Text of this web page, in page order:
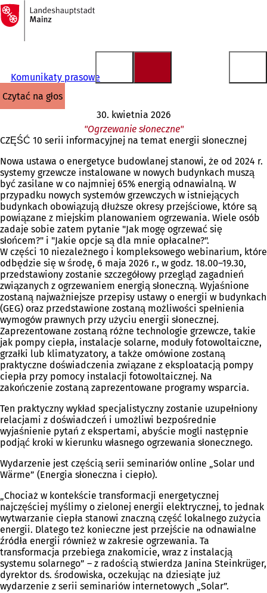
Przejdź do treści
Do
strony
głównej
Komunikaty prasowe
czytać na głos
30. kwietnia 2026
"Ogrzewanie słoneczne"
CZĘŚĆ 10 serii informacyjnej na temat energii słonecznej
Nowa ustawa o energetyce budowlanej stanowi, że od 2024 r.
systemy grzewcze instalowane w nowych budynkach muszą
być zasilane w co najmniej 65% energią odnawialną. W
przypadku nowych systemów grzewczych w istniejących
budynkach obowiązują dłuższe okresy przejściowe, które są
powiązane z miejskim planowaniem ogrzewania. Wiele osób
zadaje sobie zatem pytanie "Jak mogę ogrzewać się
słońcem?" i "Jakie opcje są dla mnie opłacalne?".
W części 10 niezależnego i kompleksowego webinarium, które
odbędzie się w środę, 6 maja 2026 r., w godz. 18.00–19.30,
przedstawiony zostanie szczegółowy przegląd zagadnień
związanych z ogrzewaniem energią słoneczną. Wyjaśnione
zostaną najważniejsze przepisy ustawy o energii w budynkach
(GEG) oraz przedstawione zostaną możliwości spełnienia
wymogów prawnych przy użyciu energii słonecznej.
Zaprezentowane zostaną różne technologie grzewcze, takie
jak pompy ciepła, instalacje solarne, moduły fotowoltaiczne,
grzałki lub klimatyzatory, a także omówione zostaną
praktyczne doświadczenia związane z eksploatacją pompy
ciepła przy pomocy instalacji fotowoltaicznej. Na
zakończenie zostaną zaprezentowane programy wsparcia.
Ten praktyczny wykład specjalistyczny zostanie uzupełniony
relacjami z doświadczeń i umożliwi bezpośrednie
wyjaśnienie pytań z ekspertami, abyście mogli następnie
podjąć kroki w kierunku własnego ogrzewania słonecznego.
Wydarzenie jest częścią serii seminariów online „Solar und
Wärme” (Energia słoneczna i ciepło).
„Chociaż w kontekście transformacji energetycznej
najczęściej myślimy o zielonej energii elektrycznej, to jednak
wytwarzanie ciepła stanowi znaczną część lokalnego zużycia
energii. Dlatego też konieczne jest przejście na odnawialne
źródła energii również w zakresie ogrzewania. Ta
transformacja przebiega znakomicie, wraz z instalacją
systemu solarnego” – z radością stwierdza Janina Steinkrüger,
dyrektor ds. środowiska, oczekując na dziesiąte już
wydarzenie z serii seminariów internetowych „Solar”.